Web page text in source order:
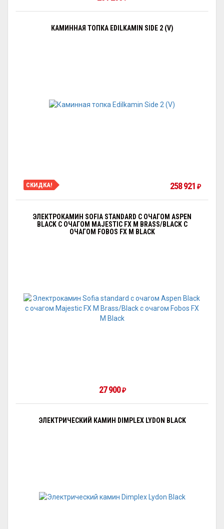
КАМИННАЯ ТОПКА EDILKAMIN SIDE 2 (V)
СКИДКА! 258 921 ₽
ЭЛЕКТРОКАМИН SOFIA STANDARD С ОЧАГОМ АSPEN
BLACK С ОЧАГОМ MAJESTIC FX M BRASS/BLACK С
ОЧАГОМ FOBOS FX M BLACK
27 900₽
ЭЛЕКТРИЧЕСКИЙ КАМИН DIMPLEX LYDON BLACK